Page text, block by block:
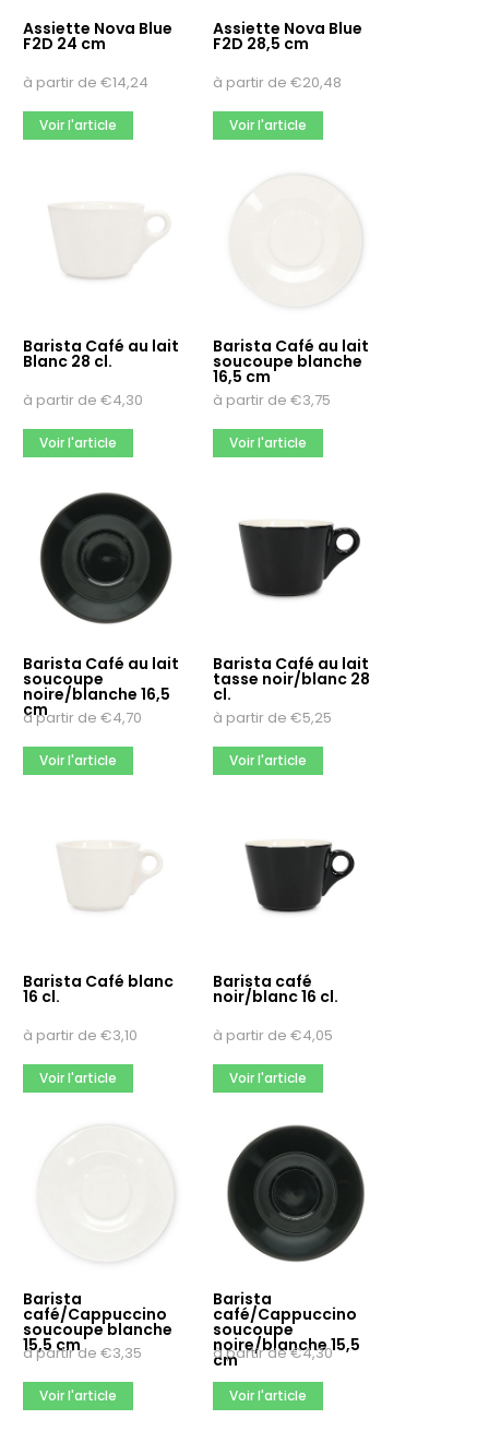
Assiette Nova Blue
F2D 24 cm
à partir de €14,24
Voir l'article
Assiette Nova Blue
F2D 28,5 cm
à partir de€20,48
Voir l'article
Barista Café au lait
Blanc 28 cl.
à partir de €4,30
Voir l'article
Barista Café au lait
soucoupe blanche
16,5 cm
à partir de€3,75
Voir l'article
Barista Café au lait
soucoupe
noire/blanche 16,5
cm
à partir de €4,70
Voir l'article
Barista Café au lait
tasse noir/blanc 28
cl.
à partir de€5,25
Voir l'article
Barista Café blanc
16 cl.
à partir de €3,10
Voir l'article
Barista café
noir/blanc 16 cl.
à partir de€4,05
Voir l'article
Barista
café/Cappuccino
soucoupe blanche
15,5 cm
à partir de €3,35
Voir l'article
Barista
café/Cappuccino
soucoupe
noire/blanche 15,5
cm
à partir de€4,30
Voir l'article